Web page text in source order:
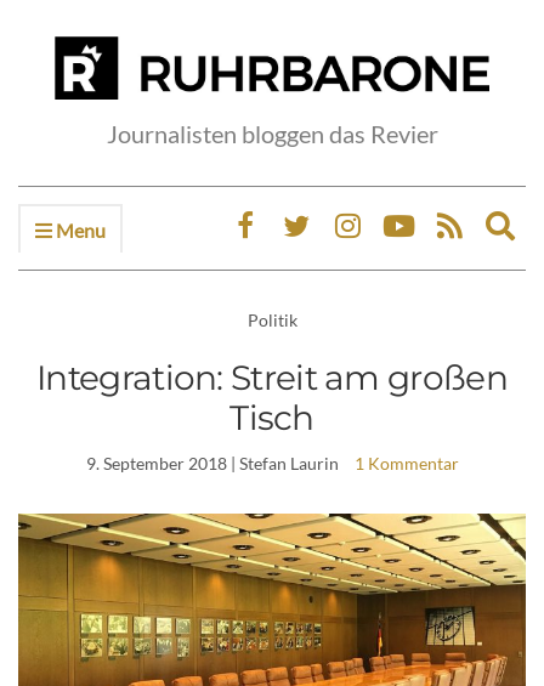
Journalisten bloggen das Revier
Menu
Politik
Integration: Streit am großen
Tisch
9. September 2018| Stefan Laurin 1 Kommentar